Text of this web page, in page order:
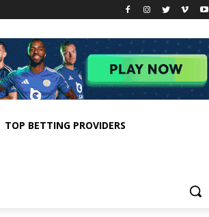
TOP BETTING PROVIDERS